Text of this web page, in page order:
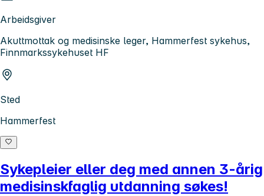
Arbeidsgiver
Akuttmottak og medisinske leger, Hammerfest sykehus,
Finnmarkssykehuset HF
Sted
Hammerfest
Sykepleier eller deg med annen 3-årig
medisinskfaglig utdanning søkes!